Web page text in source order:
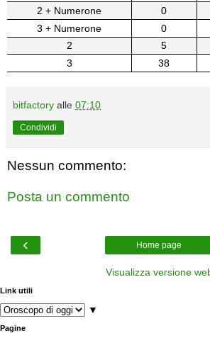
2 + Numerone
0
3 + Numerone
0
2
5
3
38
bitfactory alle 07:10
Condividi
Nessun commento:
Posta un commento
‹ Home page
Visualizza versione
Link utili
▼
Pagine